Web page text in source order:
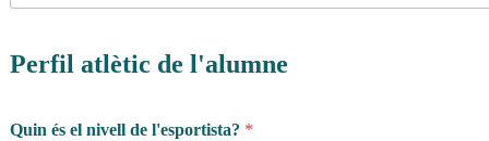
Perfil atlètic de l'alumne
Quin és el nivell de l'esportista? *